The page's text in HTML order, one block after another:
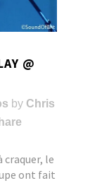
@
by Chris
craquer, le
ont fait